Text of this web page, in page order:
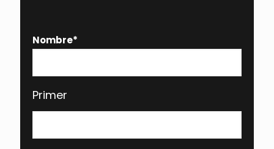
Nombre*
Primer